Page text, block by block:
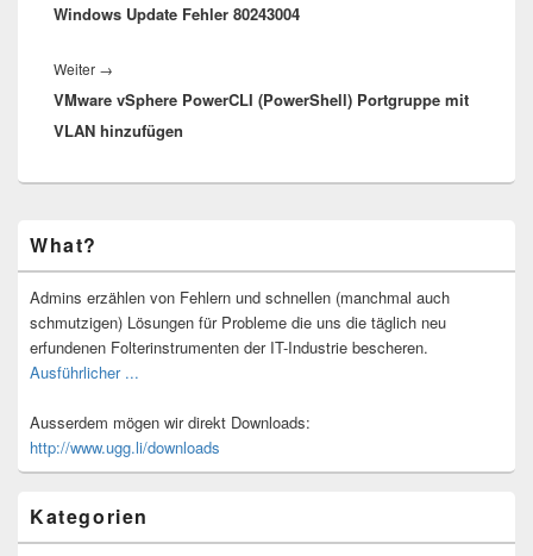
Beitrag:
Windows Update Fehler 80243004
Weiter →
Beitrag:
VMware vSphere PowerCLI (PowerShell) Portgruppe mit
VLAN hinzufügen
Seitenleisten-
Widgetbereich
What?
Admins erzählen von Fehlern und schnellen (manchmal auch
schmutzigen) Lösungen für Probleme die uns die täglich neu
erfundenen Folterinstrumenten der IT-Industrie bescheren.
Ausführlicher ...
Ausserdem mögen wir direkt Downloads:
http://www.ugg.li/downloads
Kategorien